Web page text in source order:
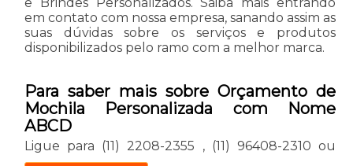
em contato com nossa empresa, sanando assim as
suas dúvidas sobre os serviços e produtos
disponibilizados pelo ramo com a melhor marca.
Para saber mais sobre Orçamento de
Mochila Personalizada com Nome
ABCD
Ligue para (11) 2208-2355 , (11) 96408-2310 ou